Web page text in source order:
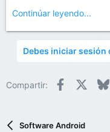
Continúar leyendo...
Debes iniciar
Compartir: Facebook
Software Android